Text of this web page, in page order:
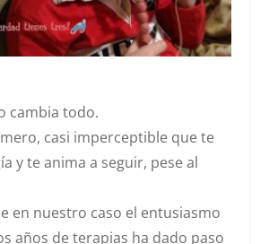
cambia todo.
casi imperceptible que te
y te anima a seguir, pese al
en nuestro caso el entusiasmo
años de terapias ha dado paso